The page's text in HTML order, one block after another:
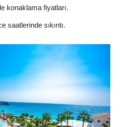
konaklama fiyatları.
saatlerinde sıkıntı.